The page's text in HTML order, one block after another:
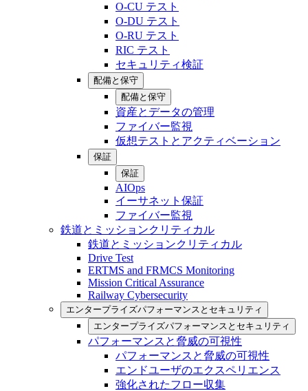
O-CU テスト
O-DU テスト
O-RU テスト
RIC テスト
セキュリティ検証
配備と保守
配備と保守
資産とデータの管理
ファイバー監視
仮想テストとアクティベーション
保証
保証
AIOps
イーサネット保証
ファイバー監視
鉄道とミッションクリティカル
鉄道とミッションクリティカル
Drive Test
ERTMS and FRMCS Monitoring
Mission Critical Assurance
Railway Cybersecurity
エンタープライズパフォーマンスとセキュリティ
エンタープライズパフォーマンスとセキュリティ
パフォーマンスと脅威の可視性
パフォーマンスと脅威の可視性
エンドユーザのエクスペリエンス
強化されたフロー収集